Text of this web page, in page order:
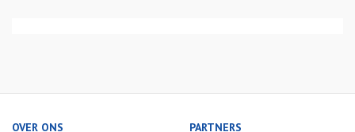
OVER ONS PARTNERS